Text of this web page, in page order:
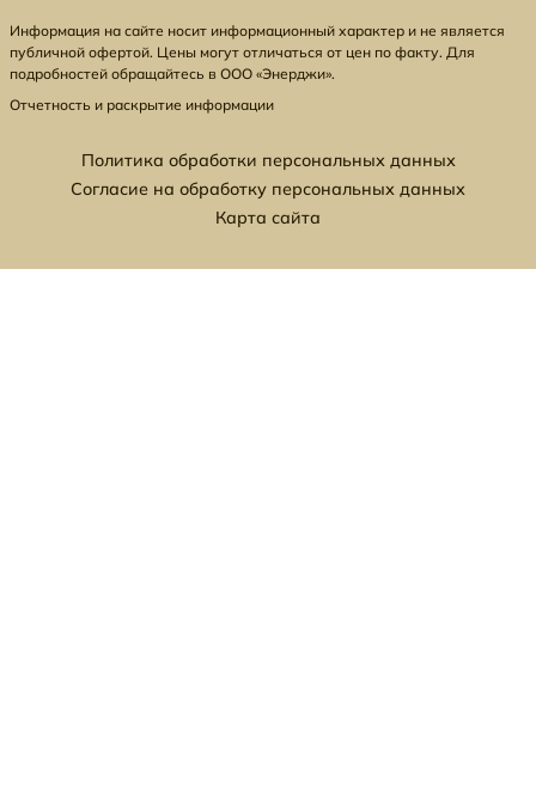
Информация на сайте носит информационный характер и не является
публичной офертой. Цены могут отличаться от цен по факту. Для
подробностей обращайтесь в ООО «Энерджи».
Отчетность и раскрытие информации
Политика обработки персональных данных
Согласие на обработку персональных данных
Карта сайта